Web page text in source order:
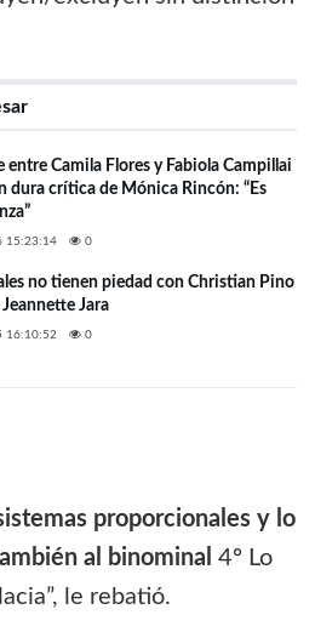
entre Camila Flores y Fabiola Campillai
dura crítica de Mónica Rincón: “Es
15:23:14 0
no tienen piedad con Christian Pino
Jara
16:10:52 0
proporcionales y lo
al binominal 4º Lo
le rebatió.